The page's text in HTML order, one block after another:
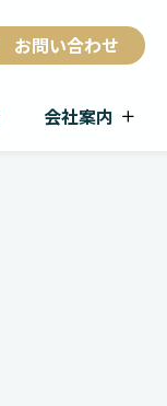
お問い合わせ
会社案内